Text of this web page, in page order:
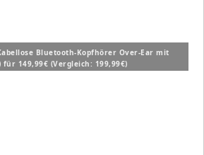
Bluetooth-Kopfhörer Over-Ear mit
für 149,99€ (Vergleich: 199,99€)